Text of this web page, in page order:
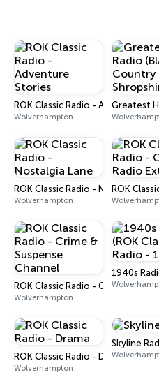
ROK Classic Radio - Adventure
Wolverhampton
Greatest
ROK Classic Radio - Nostalgia
Wolverhampton
ROK
ROK Classic Radio - Crime &
Wolverhampton
1940s
ROK Classic Radio - Drama
Wolverhampton
Skyline